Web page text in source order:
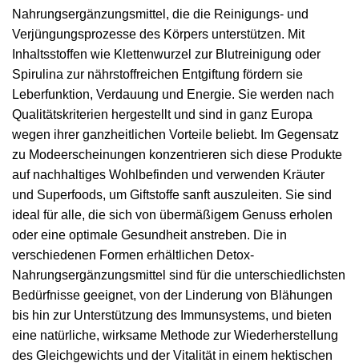
Nahrungsergänzungsmittel, die die Reinigungs- und
Verjüngungsprozesse des Körpers unterstützen. Mit
Inhaltsstoffen wie Klettenwurzel zur Blutreinigung oder
Spirulina zur nährstoffreichen Entgiftung fördern sie
Leberfunktion, Verdauung und Energie. Sie werden nach
Qualitätskriterien hergestellt und sind in ganz Europa
wegen ihrer ganzheitlichen Vorteile beliebt. Im Gegensatz
zu Modeerscheinungen konzentrieren sich diese Produkte
auf nachhaltiges Wohlbefinden und verwenden Kräuter
und Superfoods, um Giftstoffe sanft auszuleiten. Sie sind
ideal für alle, die sich von übermäßigem Genuss erholen
oder eine optimale Gesundheit anstreben. Die in
verschiedenen Formen erhältlichen Detox-
Nahrungsergänzungsmittel sind für die unterschiedlichsten
Bedürfnisse geeignet, von der Linderung von Blähungen
bis hin zur Unterstützung des Immunsystems, und bieten
eine natürliche, wirksame Methode zur Wiederherstellung
des Gleichgewichts und der Vitalität in einem hektischen